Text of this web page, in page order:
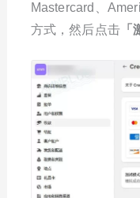
Mastercard、
方式，然后点击 「